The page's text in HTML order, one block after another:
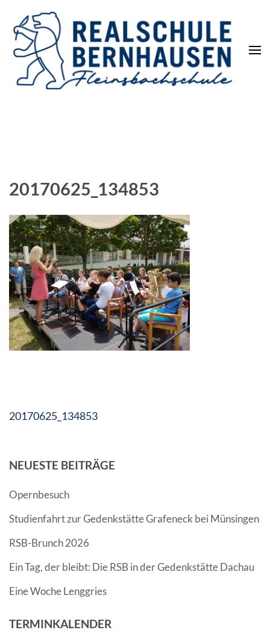
20170625_134853
Beitragsnavigation
20170625_134853
NEUESTE BEITRÄGE
Opernbesuch
Studienfahrt zur Gedenkstätte Grafeneck bei Münsingen
RSB-Brunch 2026
Ein Tag, der bleibt: Die RSB in der Gedenkstätte Dachau
Eine Woche Lenggries
TERMINKALENDER